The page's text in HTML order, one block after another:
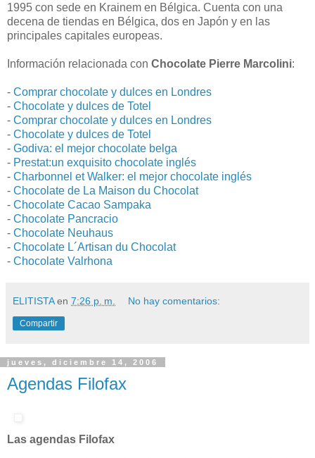
1995 con sede en Krainem en Bélgica. Cuenta con una
decena de tiendas en Bélgica, dos en Japón y en las
principales capitales europeas.
Información relacionada con Chocolate Pierre Marcolini:
- Comprar chocolate y dulces en Londres
- Chocolate y dulces de Totel
- Comprar chocolate y dulces en Londres
- Chocolate y dulces de Totel
- Godiva: el mejor chocolate belga
- Prestat:un exquisito chocolate inglés
- Charbonnel et Walker: el mejor chocolate inglés
- Chocolate de La Maison du Chocolat
- Chocolate Cacao Sampaka
- Chocolate Pancracio
- Chocolate Neuhaus
- Chocolate L´Artisan du Chocolat
- Chocolate Valrhona
ELITISTA en 7:26 p. m. No hay comentarios:
Compartir
jueves, diciembre 14, 2006
Agendas Filofax
Las agendas Filofax